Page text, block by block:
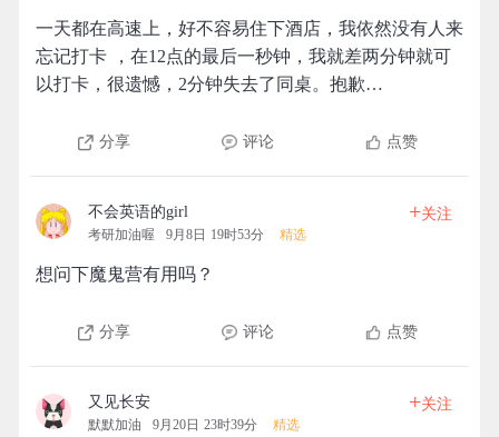
一天都在高速上，好不容易住下酒店，我依然没有人来
忘记打卡 ，在12点的最后一秒钟，我就差两分钟就可
以打卡，很遗憾，2分钟失去了同桌。抱歉…
分享 评论 点赞
不会英语的girl
考研加油喔 9月8日 19时53分 精选
+关注
想问下魔鬼营有用吗？
分享 评论 点赞
又见长安
默默加油 9月20日 23时39分 精选
+关注